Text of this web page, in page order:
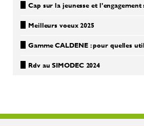
Cap sur la jeunesse et
Meilleurs voeux 2025
Gamme CALDENE : pour quelles
Rdv au SIMODEC 2024